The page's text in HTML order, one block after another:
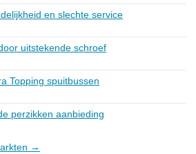
en slechte service
uitstekende schroef
Topping spuitbussen
perzikken aanbieding
→